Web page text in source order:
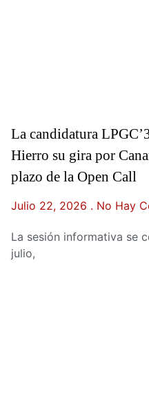
La candidatura
Hierro su gira por
plazo de la Open Call
Julio 22, 2026 No Hay
La sesión informativa se
julio,